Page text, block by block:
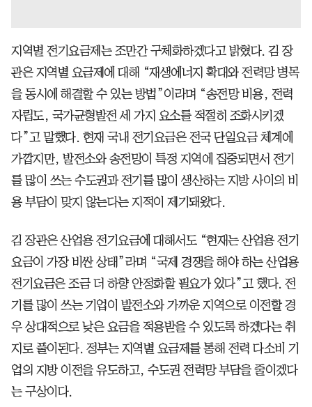
지역별 전기요금제는 조만간 구체화하겠다고 밝혔다. 김 장
관은 지역별 요금제에 대해 “재생에너지 확대와 전력망 병목
을 동시에 해결할 수 있는 방법”이라며 “송전망 비용, 전력
자립도, 국가균형발전 세 가지 요소를 적절히 조화시키겠
다”고 말했다. 현재 국내 전기요금은 전국 단일요금 체계에
가깝지만, 발전소와 송전망이 특정 지역에 집중되면서 전기
를 많이 쓰는 수도권과 전기를 많이 생산하는 지방 사이의 비
용 부담이 맞지 않는다는 지적이 제기돼왔다.
김 장관은 산업용 전기요금에 대해서도 “현재는 산업용 전기
요금이 가장 비싼 상태”라며 “국제 경쟁을 해야 하는 산업용
전기요금은 조금 더 하향 안정화할 필요가 있다”고 했다. 전
기를 많이 쓰는 기업이 발전소와 가까운 지역으로 이전할 경
우 상대적으로 낮은 요금을 적용받을 수 있도록 하겠다는 취
지로 풀이된다. 정부는 지역별 요금제를 통해 전력 다소비 기
업의 지방 이전을 유도하고, 수도권 전력망 부담을 줄이겠다
는 구상이다.